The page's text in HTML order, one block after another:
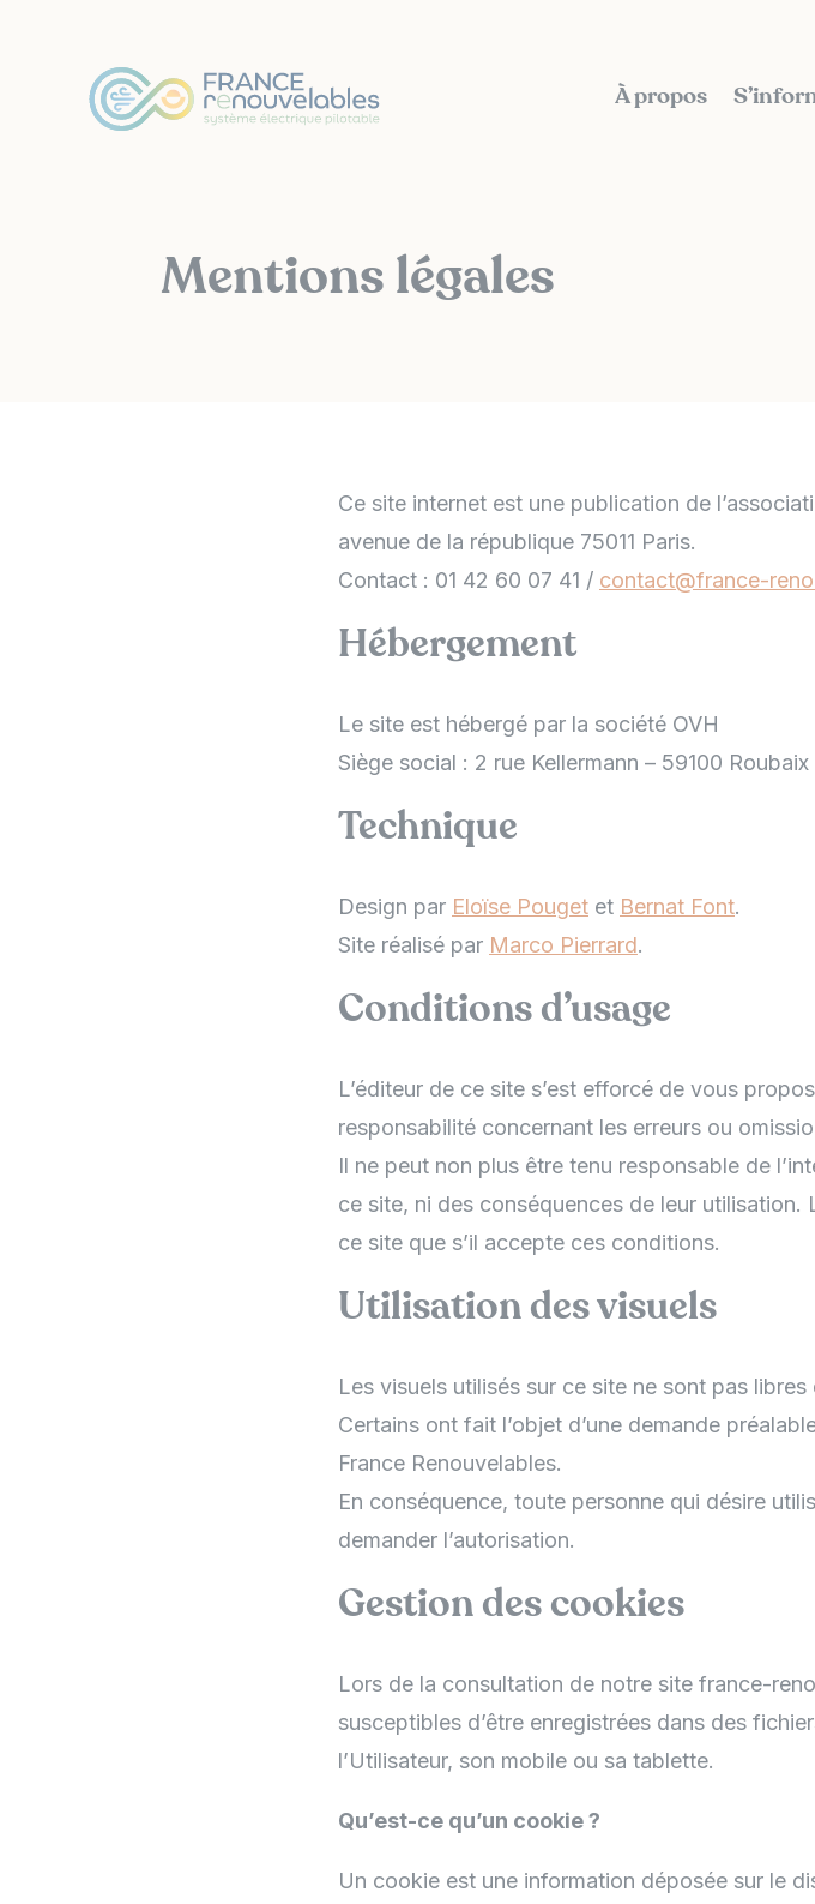
À propos
Mentions légales
Ce site internet est une publication de
avenue de la république 75011 Paris.
Contact : 01 42 60 07 41 / contact@france-
Hébergement
Le site est hébergé par la société OVH
Siège social : 2 rue Kellermann – 59100 Roubaix
Technique
Design par Eloïse Pouget et Bernat Font.
Site réalisé par Marco Pierrard.
Conditions d’usage
L’éditeur de ce site s’est efforcé de vous
responsabilité concernant les erreurs ou
Il ne peut non plus être tenu responsable de
ce site, ni des conséquences de leur utilisation.
ce site que s’il accepte ces conditions.
Utilisation des visuels
Les visuels utilisés sur ce site ne sont pas libres
Certains ont fait l’objet d’une demande
France Renouvelables.
En conséquence, toute personne qui désire
demander l’autorisation.
Gestion des cookies
Lors de la consultation de notre site france-
susceptibles d’être enregistrées dans des
l’Utilisateur, son mobile ou sa tablette.
Qu’est-ce qu’un cookie ?
Un cookie est une information déposée sur le